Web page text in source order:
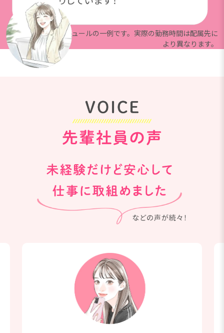
※上記は就業スケジュールの一例です。実際の勤務時間は配属先に
より異なります。